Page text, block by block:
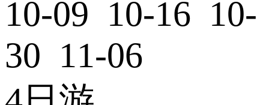
10-09 10-16 10-
30 11-06